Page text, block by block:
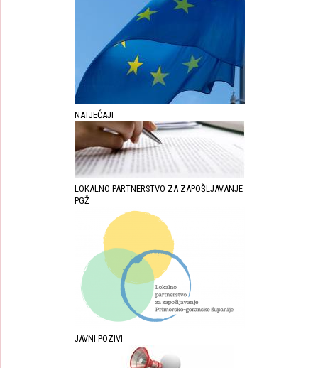
NATJEČAJI
LOKALNO PARTNERSTVO ZA ZAPOŠLJAVANJE
PGŽ
JAVNI POZIVI